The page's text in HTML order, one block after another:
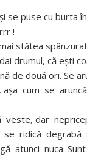
se puse cu burta
!
stătea
drumul, că eşti
de două ori. Se
aşa cum se
veste, dar
ridică degrabă
atunci nuca.